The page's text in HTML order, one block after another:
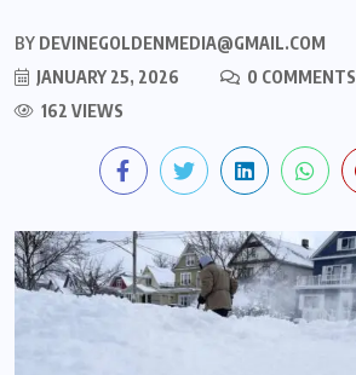
BY DEVINEGOLDENMEDIA@GMAIL.COM
JANUARY 25, 2026
0 COMMENTS
162 VIEWS